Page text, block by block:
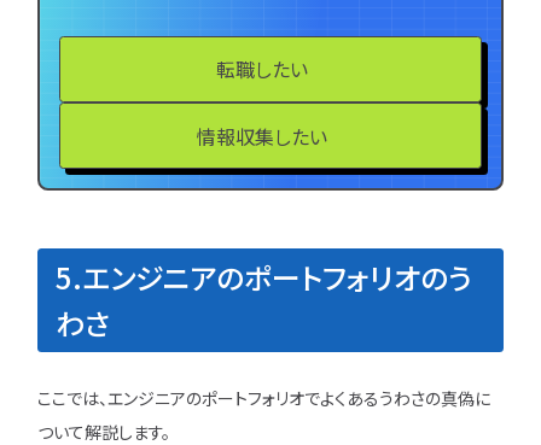
転職したい
情報収集したい
5.エンジニアのポートフォリオのう
わさ
ここでは、エンジニアのポートフォリオでよくあるうわさの真偽に
ついて解説します。